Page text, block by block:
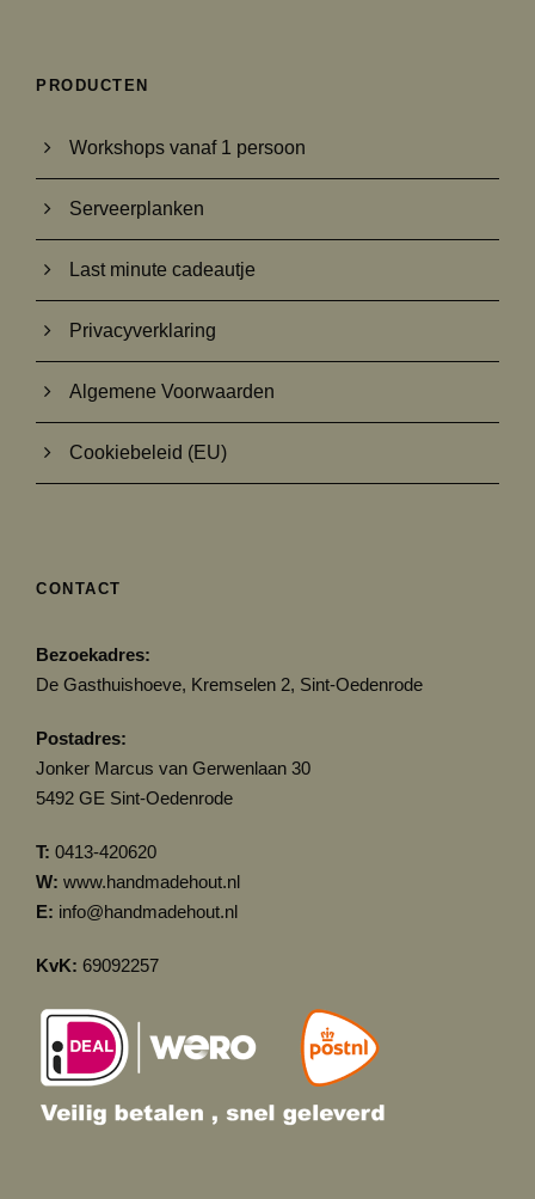
PRODUCTEN
Workshops vanaf 1 persoon
Serveerplanken
Last minute cadeautje
Privacyverklaring
Algemene Voorwaarden
Cookiebeleid (EU)
CONTACT
Bezoekadres:
De Gasthuishoeve, Kremselen 2, Sint-Oedenrode
Postadres:
Jonker Marcus van Gerwenlaan 30
5492 GE Sint-Oedenrode
T: 0413-420620
W: www.handmadehout.nl
E: info@handmadehout.nl
KvK: 69092257